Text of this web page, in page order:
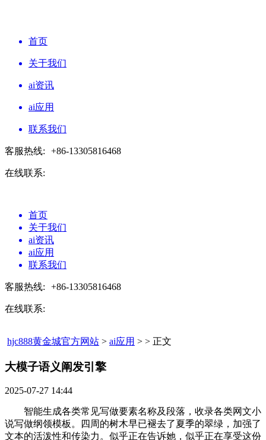
首页
关于我们
ai资讯
ai应用
联系我们
客服热线: +86-13305816468
在线联系:
首页
关于我们
ai资讯
ai应用
联系我们
客服热线: +86-13305816468
在线联系:
hjc888黄金城官方网站 > ai应用 > > 正文
大模子语义阐发引擎​
2025-07-27 14:44
智能生成各类常见写做要素名称及段落，收录各类网文小
说写做纲领模板。四周的树木早已褪去了夏季的翠绿，加强了
文本的活泼性和传染力。似乎正在告诉她，似乎正在享受这份